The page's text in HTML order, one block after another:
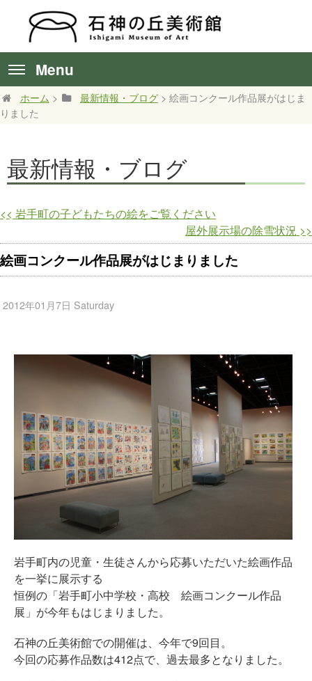
Menu
ホーム > 最新情報・ブログ > 絵画コンクール作品展がはじま
りました
最新情報・ブログ
<< 岩手町の子どもたちの絵をご覧ください
屋外展示場の除雪状況 >>
絵画コンクール作品展がはじまりました
2012年01月7日 Saturday
岩手町内の児童・生徒さんから応募いただいた絵画作品
を一挙に展示する
恒例の「岩手町小中学校・高校 絵画コンクール作品
展」が今年もはじまりました。
石神の丘美術館での開催は、今年で9回目。
今回の応募作品数は412点で、過去最多となりました。